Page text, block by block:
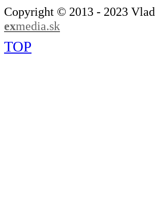
Copyright © 2013 - 2023
exmedia.sk
TOP